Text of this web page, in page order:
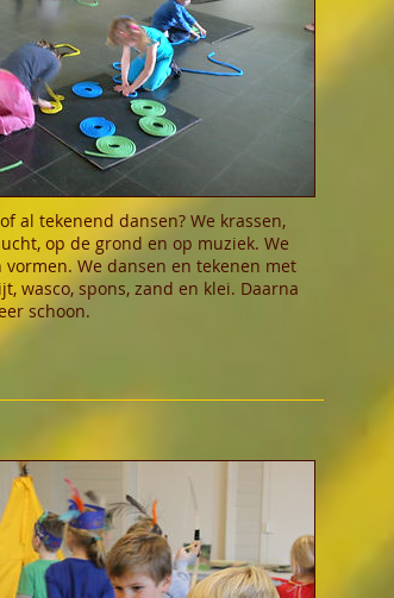
al tekenend dansen? We krassen,
op de grond en op muziek. We
We dansen en tekenen met
wasco, spons, zand en klei. Daarna
schoon.